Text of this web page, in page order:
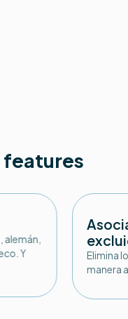
features
alemán,
Y
Elimina
manera